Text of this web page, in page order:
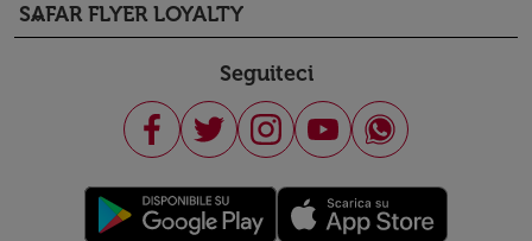
SAFAR FLYER LOYALTY
keyboard_arrow_down
Seguiteci